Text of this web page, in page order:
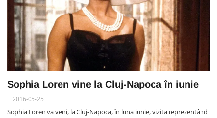
Sophia Loren vine la Cluj-Napoca în iunie
2016-05-25
Sophia Loren va veni, la Cluj-Napoca, în luna iunie, vizita reprezentând